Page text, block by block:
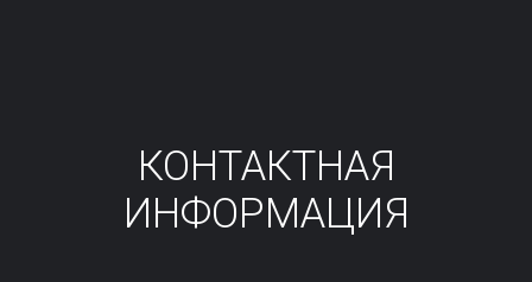
КОНТАКТНАЯ
ИНФОРМАЦИЯ